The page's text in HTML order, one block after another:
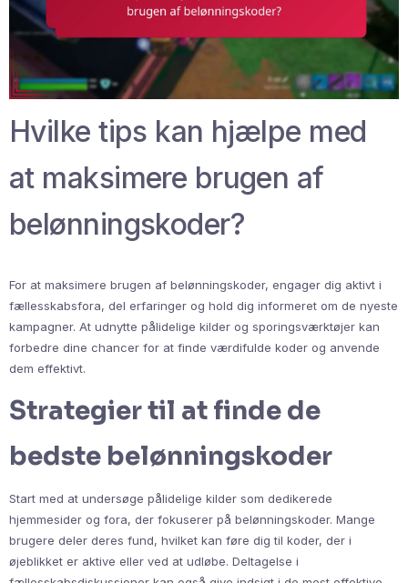
Hvilke tips kan hjælpe med
at maksimere brugen af
belønningskoder?
For at maksimere brugen af belønningskoder, engager dig aktivt i
fællesskabsfora, del erfaringer og hold dig informeret om de nyeste
kampagner. At udnytte pålidelige kilder og sporingsværktøjer kan
forbedre dine chancer for at finde værdifulde koder og anvende
dem effektivt.
Strategier til at finde de
bedste belønningskoder
Start med at undersøge pålidelige kilder som dedikerede
hjemmesider og fora, der fokuserer på belønningskoder. Mange
brugere deler deres fund, hvilket kan føre dig til koder, der i
øjeblikket er aktive eller ved at udløbe. Deltagelse i